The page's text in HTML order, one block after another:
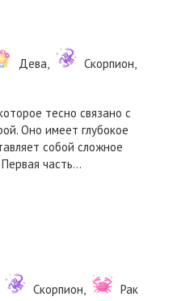
Дева,
Скорпион,
тесно связано с
Оно имеет глубокое
собой сложное
часть…
Скорпион,
Рак